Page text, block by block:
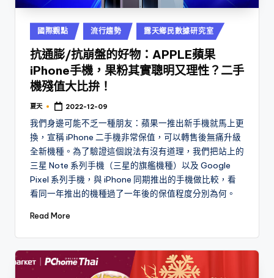
Posted
in
國際觀點 流行趨勢 露天鄉民數據研究室
抗通膨/抗崩盤的好物：APPLE蘋果
iPhone手機，果粉其實聰明又理性？二手
機殘值大比拚！
Posted
夏天 2022-12-09
我們身邊可能不乏一種朋友：蘋果一推出新手機就馬上更
換，宣稱 iPhone 二手機非常保值，可以轉售後無痛升級
全新機種。為了驗證這個說法有沒有道理，我們把站上的
三星 Note 系列手機（三星的旗艦機種）以及 Google
Pixel 系列手機，與 iPhone 同期推出的手機做比較，看
看同一年推出的機種過了一年後的保值程度分別為何。
Read More